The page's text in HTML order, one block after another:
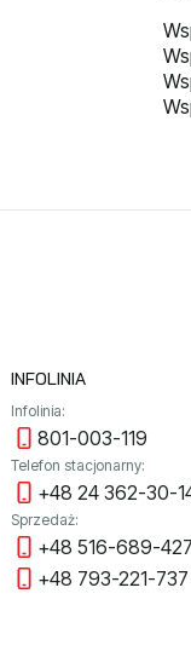
INFOLINIA
Infolinia:
801-003-119
Telefon stacjonarny:
+48 24 362-30-
Sprzedaż:
+48 516-689-427
+48 793-221-737